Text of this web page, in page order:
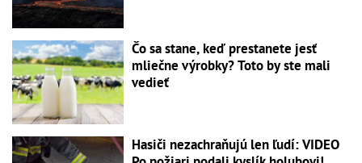
Čo sa stane, keď prestanete jesť
mliečne výrobky? Toto by ste mali
vedieť
Hasiči nezachraňujú len ľudí: VIDEO